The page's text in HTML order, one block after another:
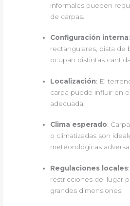
informales pueden
de carpas.
Configuración interna
rectangulares, pista de
ocupan distintas
Localización: El
carpa puede influir en
adecuada.
Clima esperado:
o climatizadas son
meteorológicas
Regulaciones locales
restricciones del lugar
grandes dimensiones.